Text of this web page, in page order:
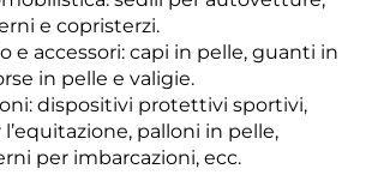
e copristerzi.
e accessori: capi in pelle, guanti in
in pelle e valigie.
dispositivi protettivi sportivi,
palloni in pelle,
per imbarcazioni, ecc.